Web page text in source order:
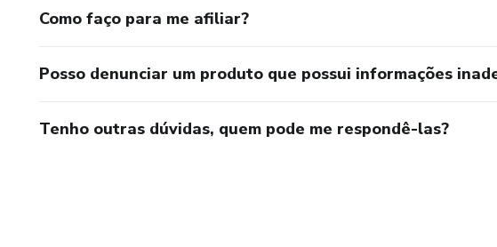
Como faço para me afiliar?
Posso denunciar um produto que possui informações
Tenho outras dúvidas, quem pode me respondê-las?